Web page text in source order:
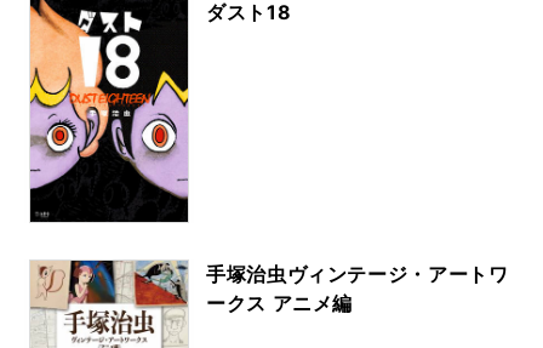
ダスト18
手塚治虫ヴィンテージ・アートワ
ークス アニメ編